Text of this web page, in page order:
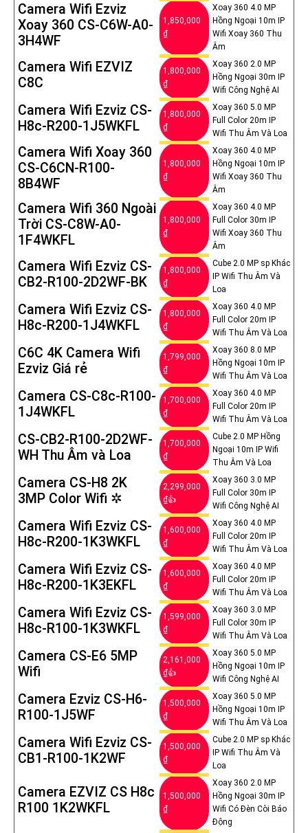
Camera Wifi Ezviz
Xoay 360 CS-C6W-A0-
3H4WF
1,850,000
₫
Xoay 360 4.0 MP
Hồng Ngoại 10m IP
Wifi Xoay 360 Thu
Âm
Camera Wifi EZVIZ
C8C
1,800,000
₫
Xoay 360 2.0 MP
Hồng Ngoại 30m IP
Wifi Công Nghệ AI
Camera Wifi Ezviz CS-
H8c-R200-1J5WKFL
1,800,000
₫
Xoay 360 5.0 MP
Full Color 20m IP
Wifi Thu Âm Và Loa
Camera Wifi Xoay 360
CS-C6CN-R100-
8B4WF
1,800,000
₫
Xoay 360 4.0 MP
Hồng Ngoại 10m IP
Wifi Xoay 360 Thu
Âm
Camera Wifi 360 Ngoài
Trời CS-C8W-A0-
1F4WKFL
1,800,000
₫
Xoay 360 4.0 MP
Full Color 30m IP
Wifi Xoay 360 Thu
Âm
Camera Wifi Ezviz CS-
CB2-R100-2D2WF-BK
1,800,000
₫
Cube 2.0 MP sp Khác
IP Wifi Thu Âm Và
Loa
Camera Wifi Ezviz CS-
H8c-R200-1J4WKFL
1,800,000
₫
Xoay 360 4.0 MP
Full Color 20m IP
Wifi Thu Âm Và Loa
C6C 4K Camera Wifi
Ezviz Giá rẻ
1,799,000
₫
Xoay 360 8.0 MP
Hồng Ngoại 10m IP
Wifi Thu Âm Và Loa
Camera CS-C8c-R100-
1J4WKFL
1,700,000
₫
Xoay 360 4.0 MP
Full Color 20m IP
Wifi Thu Âm Và Loa
CS-CB2-R100-2D2WF-
WH Thu Âm và Loa
1,700,000
₫
Cube 2.0 MP Hồng
Ngoại 10m IP Wifi
Thu Âm Và Loa
Camera CS-H8 2K
3MP Color Wifi ✲
2,299,000
₫👍
Xoay 360 3.0 MP
Full Color 30m IP
Wifi Công Nghệ AI
Camera Wifi Ezviz CS-
H8c-R200-1K3WKFL
1,600,000
₫
Xoay 360 4.0 MP
Full Color 20m IP
Wifi Thu Âm Và Loa
Camera Wifi Ezviz CS-
H8c-R200-1K3EKFL
1,600,000
₫
Xoay 360 4.0 MP
Full Color 20m IP
Wifi Thu Âm Và Loa
Camera Wifi Ezviz CS-
H8c-R100-1K3WKFL
1,599,000
₫
Xoay 360 3.0 MP
Full Color 30m IP
Wifi Thu Âm Và Loa
Camera CS-E6 5MP
Wifi
2,161,000
₫👍
Xoay 360 5.0 MP
Hồng Ngoại 10m IP
Wifi Công Nghệ AI
Camera Ezviz CS-H6-
R100-1J5WF
1,500,000
₫
Xoay 360 5.0 MP
Hồng Ngoại 10m IP
Wifi Thu Âm Và Loa
Camera Wifi Ezviz CS-
CB1-R100-1K2WF
1,500,000
₫
Cube 2.0 MP sp Khác
IP Wifi Thu Âm Và
Loa
Camera EZVIZ CS H8c
R100 1K2WKFL
1,500,000
₫
Xoay 360 2.0 MP
Hồng Ngoại 30m IP
Wifi Có Đèn Còi Báo
Động